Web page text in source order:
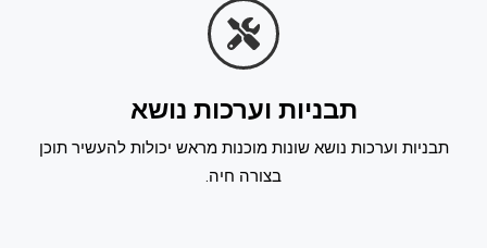
תבניות וערכות נושא
תבניות וערכות נושא שונות מוכנות מראש יכולות להעשיר תוכן
בצורה חיה.